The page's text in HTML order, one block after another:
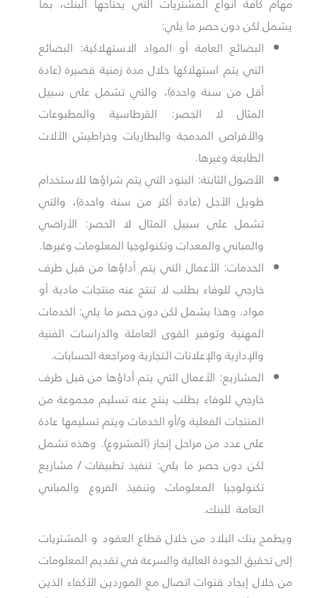
يشمل لكن دون حصر ما يلي:
​البضائع العامة أو المواد الاستهلاكية: البضائع
التي يتم استهلاكها خلال مدة زمنية قصيرة (عادة
أقل من سنة واحدة)، والتي تشمل على سبيل
المثال لا الحصر: القرطاسية والمطبوعات
والأقراص المدمجة والبطاريات وخراطيش الآلات
الطابعة وغيرها.
الأصول الثابتة: البنود التي يتم شراؤها للاستخدام
طويل الأجل (عادة أكثر من سنة واحدة)، والتي
تشمل على سبيل المثال لا الحصر: الأراضي
والمباني والمعدات وتكنولوجيا المعلومات وغيرها.
الخدمات: الأعمال التي يتم أداؤها من قبل طرف
خارجي للوفاء بطلب لا تنتج عنه منتجات مادية أو
مواد. وهذا يشمل لكن دون حصر ما يلي: الخدمات
المهنية وتوفير القوى العاملة والدراسات الفنية
والإدارية والإعلانات الـتجارية ومراجعة الحسابات.
المشاريع: الأعمال التي يتم أداؤها من قبل طرف
خارجي للوفاء بطلب ينتج عنه تسليم مجموعة من
المنتجات الفعلية و/أو الخدمات ويتم تسليمها عادة
على عدد من مراحل إنجاز (المشروع). وهذه تشمل
لكن دون حصر ما يلي: تنفيذ تطبيقات / مشاريع
تكنولوجيا المعلومات وتنفيذ الفروع والمباني
العامة للبنك.
ويطمح بنك البلاد من خلال قطاع العقود و المشتريات
إلى تحقيق الجودة العالية والسرعة في تقديم المعلومات
من خلال إيجاد قنوات اتصال مع الموردين الأكفاء الذين